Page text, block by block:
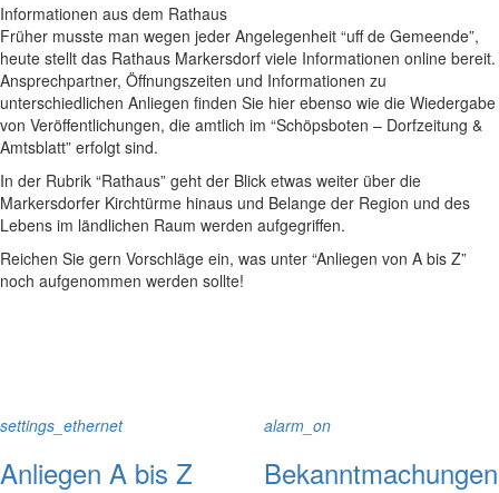
Informationen aus dem Rathaus
Früher musste man wegen jeder Angelegenheit “uff de Gemeende”,
heute stellt das Rathaus Markersdorf viele Informationen online bereit.
Ansprechpartner, Öffnungszeiten und Informationen zu
unterschiedlichen Anliegen finden Sie hier ebenso wie die Wiedergabe
von Veröffentlichungen, die amtlich im “Schöpsboten – Dorfzeitung &
Amtsblatt” erfolgt sind.
In der Rubrik “Rathaus” geht der Blick etwas weiter über die
Markersdorfer Kirchtürme hinaus und Belange der Region und des
Lebens im ländlichen Raum werden aufgegriffen.
Reichen Sie gern Vorschläge ein, was unter “Anliegen von A bis Z”
noch aufgenommen werden sollte!
settings_ethernet
Anliegen A bis Z
alarm_on
Bekanntmachungen